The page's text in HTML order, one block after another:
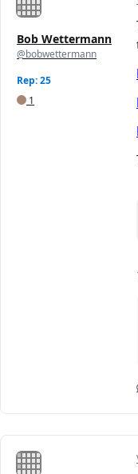
Bob Wettermann
@bobwettermann
Rep: 25
1